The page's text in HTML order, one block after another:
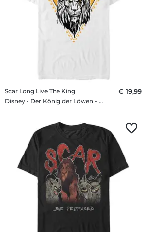
Scar Long Live The King
Disney - Der König der Löwen - Scar Long Live The King - Männer T-Shirt
€ 19,99